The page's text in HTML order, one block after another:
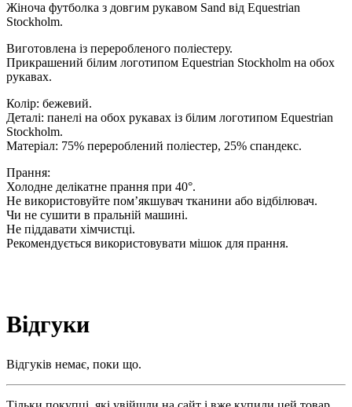
Жіноча футболка з довгим рукавом Sand від Equestrian
Stockholm.
Виготовлена ​​із переробленого поліестеру.
Прикрашений білим логотипом Equestrian Stockholm на обох
рукавах.
Колір: бежевий.
Деталі: панелі на обох рукавах із білим логотипом Equestrian
Stockholm.
Матеріал: 75% перероблений поліестер, 25% спандекс.
Прання:
Холодне делікатне прання при 40°.
Не використовуйте пом’якшувач тканини або відбілювач.
Чи не сушити в пральній машині.
Не піддавати хімчистці.
Рекомендується використовувати мішок для прання.
Відгуки
Відгуків немає, поки що.